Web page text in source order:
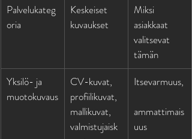
Palvelukateg
oria
Keskeiset
kuvaukset
Miksi
asiakkaat
valitsevat
tämän
Yksilö- ja
muotokuvaus
CV-kuvat,
profiilikuvat,
mallikuvat,
valmistujaisk
Itsevarmuus,
ammattimais
uus